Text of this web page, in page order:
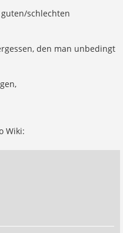
schlechten
den man unbedingt
Wiki: